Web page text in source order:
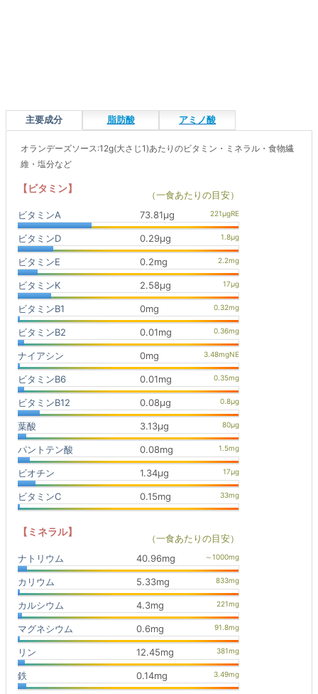
主要成分 脂肪酸 アミノ酸
オランデーズソース:12g(大さじ1)あたりのビタミン・ミネラル・食物繊
維・塩分など
【ビタミン】
（一食あたりの目安）
ビタミンA
73.81μg
ビタミンD 0.29μg
ビタミンE 0.2mg
ビタミンK 2.58μg
ビタミンB1 0mg
ビタミンB2 0.01mg
ナイアシン 0mg
ビタミンB6 0.01mg
ビタミンB12 0.08μg
葉酸 3.13μg
パントテン酸 0.08mg
ビオチン 1.34μg
ビタミンC 0.15mg
【ミネラル】
（一食あたりの目安）
ナトリウム
40.96mg
カリウム 5.33mg
カルシウム 4.3mg
マグネシウム 0.6mg
リン 12.45mg
鉄 0.14mg